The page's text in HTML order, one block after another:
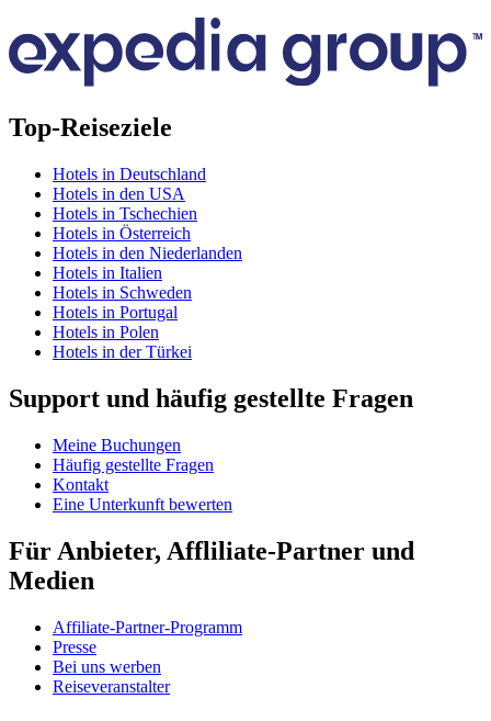
Top-Reiseziele
Hotels in Deutschland
Hotels in den USA
Hotels in Tschechien
Hotels in Österreich
Hotels in den Niederlanden
Hotels in Italien
Hotels in Schweden
Hotels in Portugal
Hotels in Polen
Hotels in der Türkei
Support und häufig gestellte Fragen
Meine Buchungen
Häufig gestellte Fragen
Kontakt
Eine Unterkunft bewerten
Für Anbieter, Affliliate-Partner und
Medien
Affiliate-Partner-Programm
Presse
Bei uns werben
Reiseveranstalter